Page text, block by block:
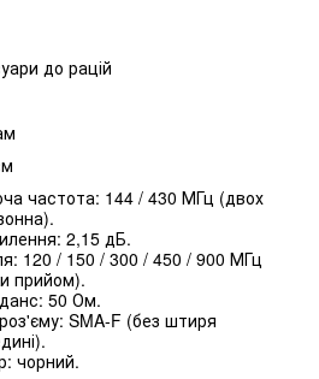
до рацій
частота: 144 / 430 МГц (двох
2,15 дБ.
120 / 150 / 300 / 450 / 900 МГц
прийом).
50 Ом.
SMA-F (без штиря
чорний.